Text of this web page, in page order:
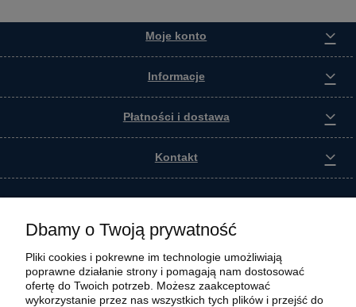
Moje konto
Informacje
Płatności i dostawa
Kontakt
Dbamy o Twoją prywatność
Pliki cookies i pokrewne im technologie umożliwiają
poprawne działanie strony i pomagają nam dostosować
ofertę do Twoich potrzeb. Możesz zaakceptować
wykorzystanie przez nas wszystkich tych plików i przejść do